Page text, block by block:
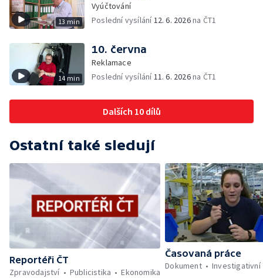
13 min
Vyúčtování
Poslední vysílání12. 6. 2026na ČT1
14 min
10. června
Reklamace
Poslední vysílání11. 6. 2026na ČT1
Dalších 10 dílů
Ostatní také sledují
Reportéři ČT
Zpravodajství
Publicistika Ekonomika
Časovaná práce
Dokument
Investigativní